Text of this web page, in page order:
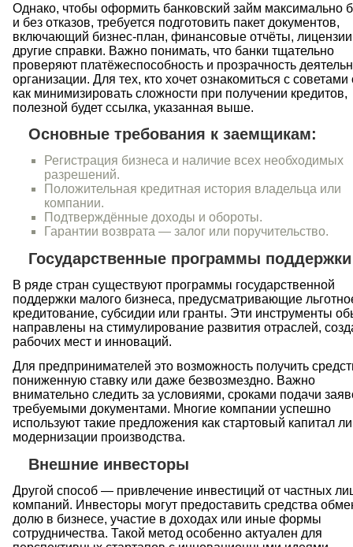
Однако, чтобы оформить банковский займ максимально
и без отказов, требуется подготовить пакет документов,
включающий бизнес-план, финансовые отчёты,
другие справки. Важно понимать, что банки тщательно
проверяют платёжеспособность и прозрачность
организации. Для тех, кто хочет ознакомиться с советами
как минимизировать сложности при получении кредитов,
полезной будет ссылка, указанная выше.
Основные требования к заемщикам:
Регистрация бизнеса и наличие всех необходимых
разрешений.
Положительная кредитная история владельца или
компании.
Подтверждённые доходы и обороты.
Гарантии возврата — залог или поручительство.
Государственные программы поддержки
В ряде стран существуют программы государственной
поддержки малого бизнеса, предусматривающие
кредитование, субсидии или гранты. Эти инструменты
направлены на стимулирование развития отраслей,
рабочих мест и инноваций.
Для предпринимателей это возможность получить
пониженную ставку или даже безвозмездно. Важно
внимательно следить за условиями, сроками подачи
требуемыми документами. Многие компании успешно
используют такие предложения как стартовый капитал
модернизации производства.
Внешние инвесторы
Другой способ — привлечение инвестиций от частных
компаний. Инвесторы могут предоставить средства
долю в бизнесе, участие в доходах или иные формы
сотрудничества. Такой метод особенно актуален для